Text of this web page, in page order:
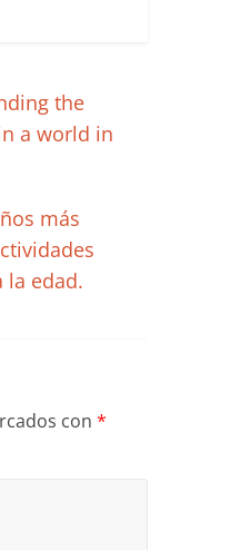
the
a world in
más
la edad.
con *